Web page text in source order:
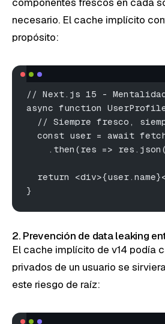
necesario. El cache implícito
propósito:
// Next.js 15 - Mentalidad
async function
// Siempre fresco,
const user = await
.then(res =>
return
}
2. Prevención de data leaking
El cache implícito de v14 podía
privados de un usuario se
este riesgo de raíz: